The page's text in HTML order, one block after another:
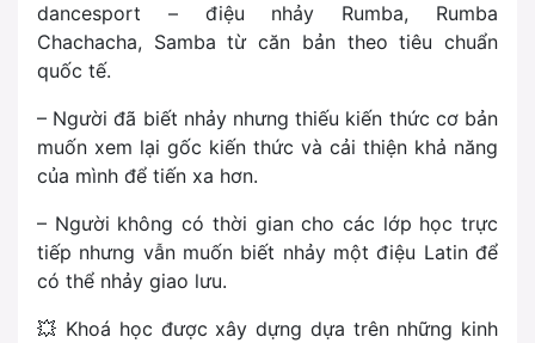
dancesport – điệu nhảy Rumba, Rumba
Chachacha, Samba từ căn bản theo tiêu chuẩn
quốc tế.
– Người đã biết nhảy nhưng thiếu kiến thức cơ bản
muốn xem lại gốc kiến thức và cải thiện khả năng
của mình để tiến xa hơn.
– Người không có thời gian cho các lớp học trực
tiếp nhưng vẫn muốn biết nhảy một điệu Latin để
có thể nhảy giao lưu.
💥 Khoá học được xây dựng dựa trên những kinh